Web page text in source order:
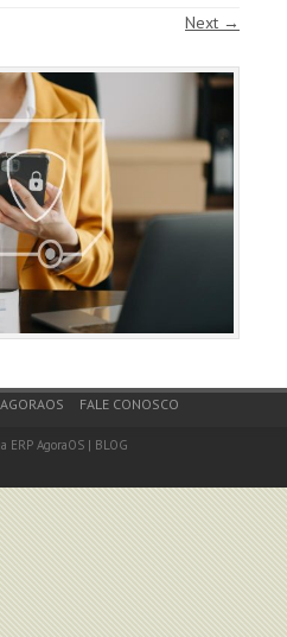
Next →
FALE CONOSCO
ERP AgoraOS | BLOG